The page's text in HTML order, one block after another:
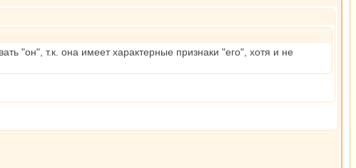
"он", т.к. она имеет характерные признаки "его", хотя и не